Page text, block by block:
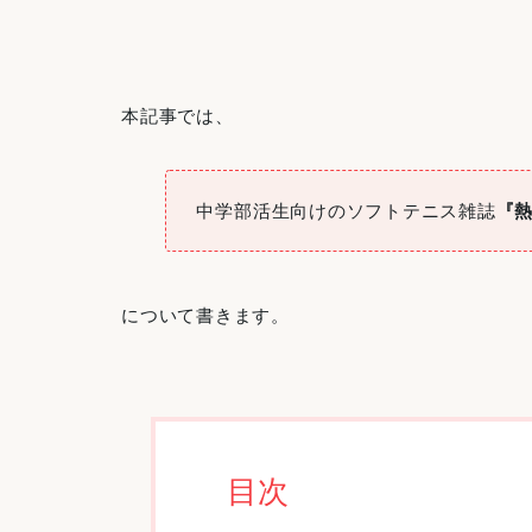
本記事では、
中学部活生向けのソフトテニス雑誌 『
について書きます。
目次